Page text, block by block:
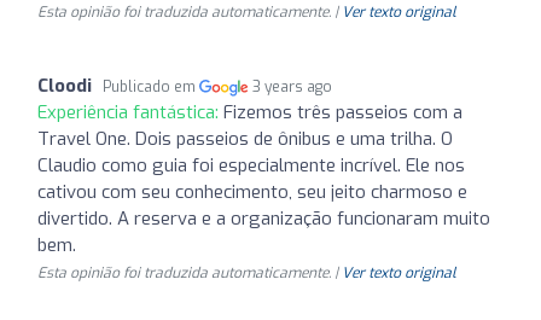
Esta opinião foi traduzida automaticamente. | Ver texto original
Cloodi Publicado em 3 years ago
Experiência fantástica: Fizemos três passeios com a
Travel One. Dois passeios de ônibus e uma trilha. O
Claudio como guia foi especialmente incrível. Ele nos
cativou com seu conhecimento, seu jeito charmoso e
divertido. A reserva e a organização funcionaram muito
bem.
Esta opinião foi traduzida automaticamente. | Ver texto original